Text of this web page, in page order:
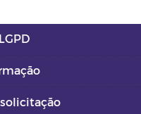
LGPD
solicitação